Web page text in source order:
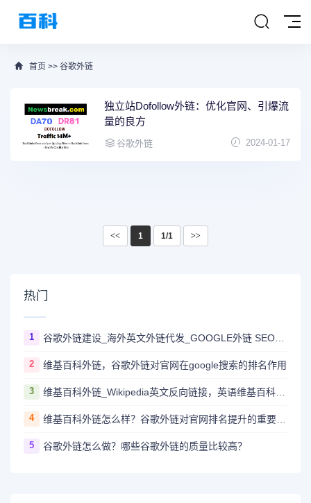
首页 >> 谷歌外链
独立站Dofollow外链：优化官网、引爆流
量的良方
谷歌外链 2024-01-17
<< 1 1/1 >>
热门
1 谷歌外链建设_海外英文外链代发_GOOGLE外链 SEO_谷歌Backlinks
2 维基百科外链，谷歌外链对官网在google搜索的排名作用
3 维基百科外链_Wikipedia英文反向链接，英语维基百科外链DA100，顶级英文外链
4 维基百科外链怎么样？谷歌外链对官网排名提升的重要作用？
5 谷歌外链怎么做？哪些谷歌外链的质量比较高？